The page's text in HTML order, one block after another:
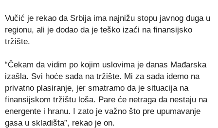
Vučić je rekao da Srbija ima najnižu stopu javnog duga u
regionu, ali je dodao da je teško izaći na finansijsko
tržište.
“Čekam da vidim po kojim uslovima je danas Mađarska
izašla. Svi hoće sada na tržište. Mi za sada idemo na
privatno plasiranje, jer smatramo da je situacija na
finansijskom tržištu loša. Pare će netraga da nestaju na
energente i hranu. I zato je važno što pre upumavanje
gasa u skladišta”, rekao je on.